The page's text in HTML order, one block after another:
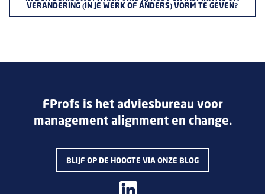
VERANDERING (IN JE WERK OF ANDERS) VORM TE GEVEN?
FProfs is het adviesbureau voor
management alignment en change.
BLIJF OP DE HOOGTE VIA ONZE BLOG